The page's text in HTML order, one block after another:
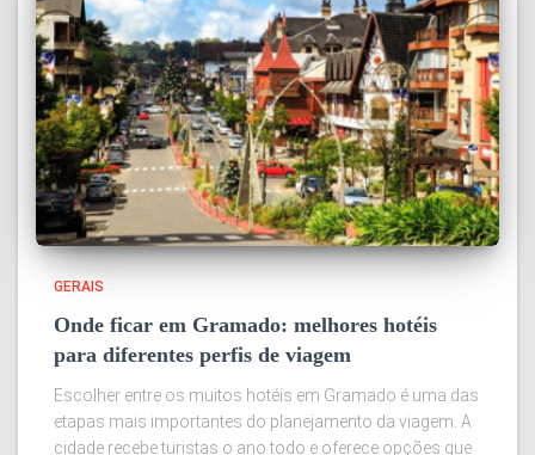
GERAIS
Onde ficar em Gramado: melhores hotéis
para diferentes perfis de viagem
Escolher entre os muitos hotéis em Gramado é uma das
etapas mais importantes do planejamento da viagem. A
cidade recebe turistas o ano todo e oferece opções que